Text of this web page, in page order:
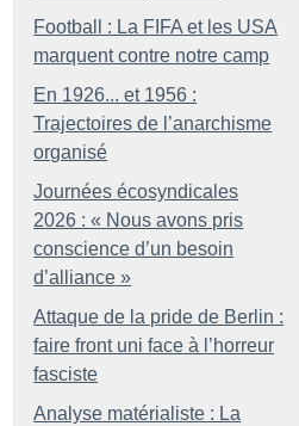
Football : La FIFA et les USA
marquent contre notre camp
En 1926... et 1956 :
Trajectoires de l’anarchisme
organisé
Journées écosyndicales
2026 : « Nous avons pris
conscience d’un besoin
d’alliance »
Attaque de la pride de Berlin :
faire front uni face à l’horreur
fasciste
Analyse matérialiste : La